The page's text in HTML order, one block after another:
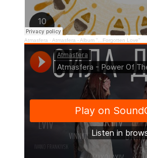
Atmasfera · Atmasfera - Album "...Forgotten Love"